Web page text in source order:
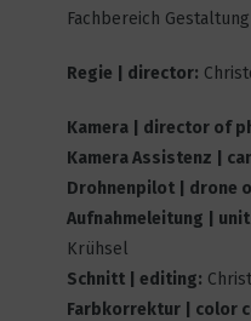
13
Fachbereich
Regie | director:
Kamera | director of
Kamera Assistenz |
Drohnenpilot | drone
Aufnahmeleitung |
Krühsel
Schnitt | editing:
Farbkorrektur | color